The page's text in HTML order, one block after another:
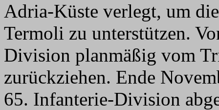
Adria-Küste verlegt, um
Termoli zu unterstützen.
Division planmäßig vom
zurückziehen. Ende
65. Infanterie-Division